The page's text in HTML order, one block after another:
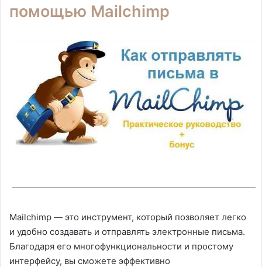
помощью Mailchimp
Mailchimp — это инструмент, который позволяет легко
и удобно создавать и отправлять электронные письма.
Благодаря его многофункциональности и простому
интерфейсу, вы сможете эффективно